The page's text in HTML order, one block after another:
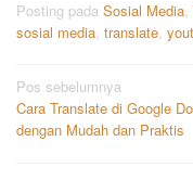
Posting pada Sosial Media
sosial media translate
Navigasi
pos
Pos sebelumnya
Cara Translate di Google
dengan Mudah dan Praktis